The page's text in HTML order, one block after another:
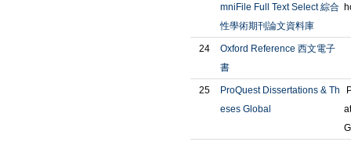
mniFile Full Text Select 綜合
性學術期刊論文資料庫
24
Oxford Reference 西文電子
書
25
ProQuest Dissertations & Th
eses Global